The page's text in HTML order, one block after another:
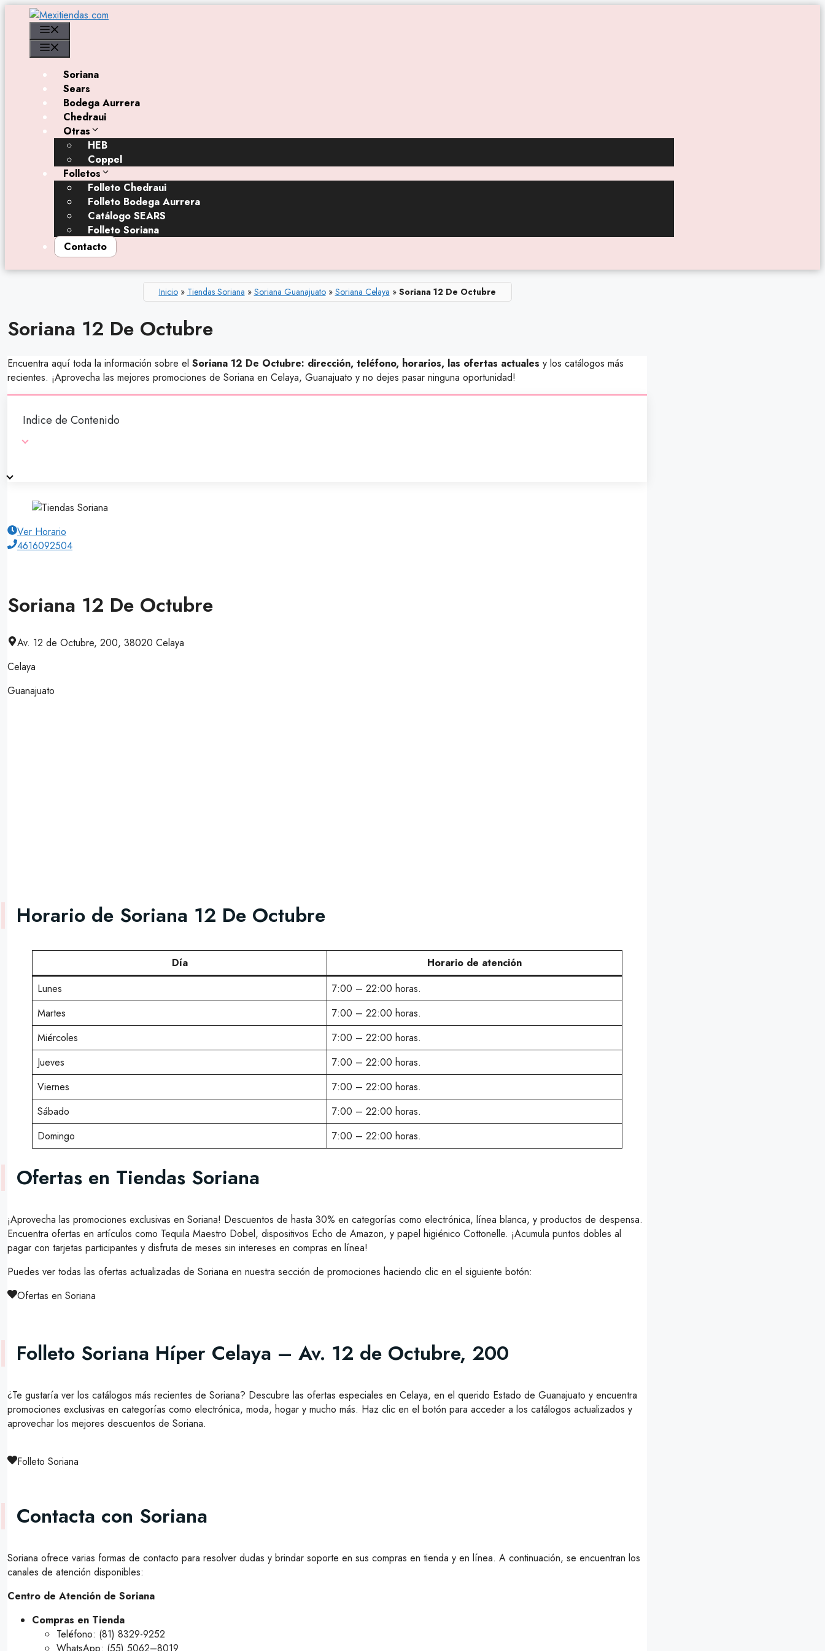
contenido
Soriana
Sears
Bodega Aurrera
Chedraui
Otras
HEB
Coppel
Folletos
Folleto Chedraui
Folleto Bodega Aurrera
Catálogo SEARS
Folleto Soriana
Contacto
Inicio» Tiendas Soriana » Soriana Guanajuato» Soriana Celaya » Soriana 12 De Octubre
Soriana 12 De Octubre
Encuentra aquí toda la información sobre el Soriana 12 De Octubre: dirección, teléfono, horarios, las ofertas actuales y los catálogos más
recientes. ¡Aprovecha las mejores promociones de Soriana en Celaya, Guanajuato y no dejes pasar ninguna oportunidad!
Indice de Contenido
Ver Horario
4616092504
Soriana 12 De Octubre
Av. 12 de Octubre, 200, 38020 Celaya
Celaya
Guanajuato
Horario de Soriana 12 De Octubre
Día
Horario de atención
Lunes
7:00 – 22:00 horas.
Martes
7:00 – 22:00 horas.
Miércoles
7:00 – 22:00 horas.
Jueves
7:00 – 22:00 horas.
Viernes
7:00 – 22:00 horas.
Sábado
7:00 – 22:00 horas.
Domingo
7:00 – 22:00 horas.
Ofertas en Tiendas Soriana
¡Aprovecha las promociones exclusivas en Soriana! Descuentos de hasta 30% en categorías como electrónica, línea blanca, y productos de despensa.
Encuentra ofertas en artículos como Tequila Maestro Dobel, dispositivos Echo de Amazon, y papel higiénico Cottonelle. ¡Acumula puntos dobles al
pagar con tarjetas participantes y disfruta de meses sin intereses en compras en línea!
Puedes ver todas las ofertas actualizadas de Soriana en nuestra sección de promociones haciendo clic en el siguiente botón:
Ofertas en Soriana
Folleto Soriana Híper Celaya – Av. 12 de Octubre, 200
¿Te gustaría ver los catálogos más recientes de Soriana? Descubre las ofertas especiales en Celaya, en el querido Estado de Guanajuato y encuentra
promociones exclusivas en categorías como electrónica, moda, hogar y mucho más. Haz clic en el botón para acceder a los catálogos actualizados y
aprovechar los mejores descuentos de Soriana.
Folleto Soriana
Contacta con Soriana
Soriana ofrece varias formas de contacto para resolver dudas y brindar soporte en sus compras en tienda y en línea. A continuación, se encuentran los
canales de atención disponibles:
Centro de Atención de Soriana
Compras en Tienda
Teléfono: (81) 8329-9252